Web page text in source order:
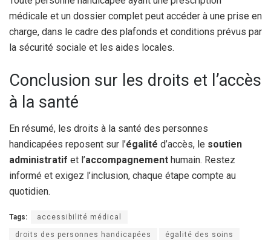
médicale et un dossier complet peut accéder à une prise en
charge, dans le cadre des plafonds et conditions prévus par
la sécurité sociale et les aides locales.
Conclusion sur les droits et l’accès
à la santé
En résumé, les droits à la santé des personnes
handicapées reposent sur l’égalité d’accès, le soutien
administratif et l’accompagnement humain. Restez
informé et exigez l’inclusion, chaque étape compte au
quotidien.
Tags: accessibilité médical
droits des personnes handicapées égalité des soins